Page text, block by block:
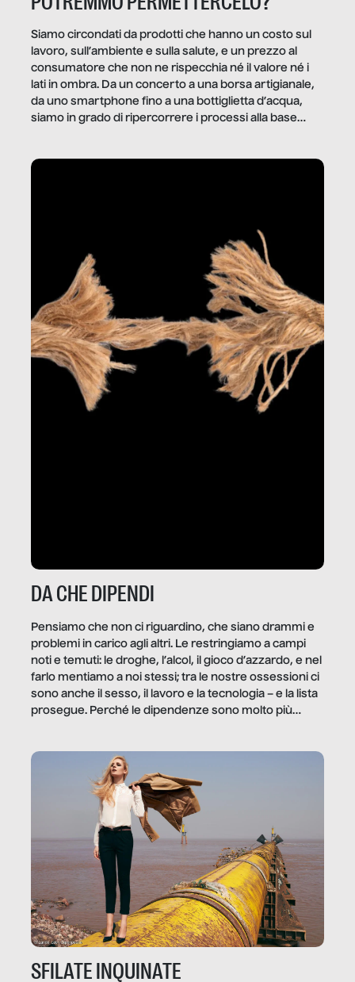
Siamo circondati da prodotti che hanno un costo sul
lavoro, sull’ambiente e sulla salute, e un prezzo al
consumatore che non ne rispecchia né il valore né i
lati in ombra. Da un concerto a una borsa artigianale,
da uno smartphone fino a una bottiglietta d’acqua,
siamo in grado di ripercorrere i processi alla base
dietro gli oggetti e i servizi che fanno la nostra vita
DA CHE DIPENDI
Pensiamo che non ci riguardino, che siano drammi e
problemi in carico agli altri. Le restringiamo a campi
noti e temuti: le droghe, l’alcol, il gioco d’azzardo, e nel
farlo mentiamo a noi stessi; tra le nostre ossessioni ci
sono anche il sesso, il lavoro e la tecnologia – e la lista
prosegue. Perché le dipendenze sono molto più
trae un guadagno. In questo reportage vediamo
quale e come.
SFILATE INQUINATE